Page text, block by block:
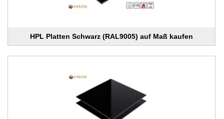
HPL Platten Schwarz (RAL9005) auf Maß kaufen